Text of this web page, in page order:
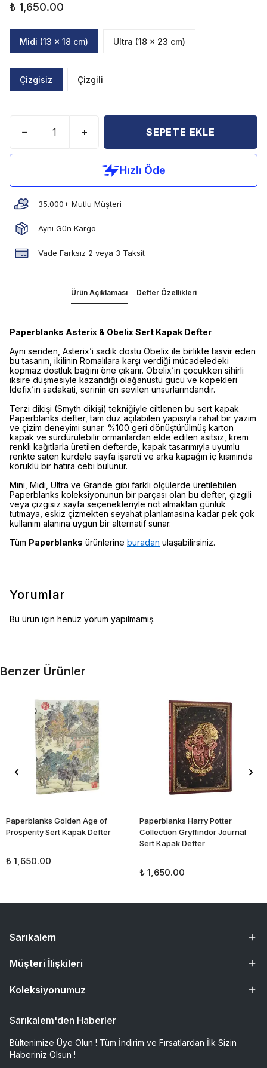
₺ 1,650.00
Midi (13 x 18 cm) Ultra (18 x 23 cm)
Çizgisiz Çizgili
SEPETE EKLE
35.000+ Mutlu Müşteri
Aynı Gün Kargo
Vade Farksız 2 veya 3 Taksit
Ürün Açıklaması Defter Özellikleri
Paperblanks Asterix & Obelix Sert Kapak Defter
Aynı seriden, Asterix’i sadık dostu Obelix ile birlikte tasvir eden
bu tasarım, ikilinin Romalılara karşı verdiği mücadeledeki
kopmaz dostluk bağını öne çıkarır. Obelix’in çocukken sihirli
iksire düşmesiyle kazandığı olağanüstü gücü ve köpekleri
Idefix’in sadakati, serinin en sevilen unsurlarındandır.
Terzi dikişi (Smyth dikişi) tekniğiyle ciltlenen bu sert kapak
Paperblanks defter, tam düz açılabilen yapısıyla rahat bir yazım
ve çizim deneyimi sunar. %100 geri dönüştürülmüş karton
kapak ve sürdürülebilir ormanlardan elde edilen asitsiz, krem
renkli kağıtlarla üretilen defterde, kapak tasarımıyla uyumlu
renkte saten kurdele sayfa işareti ve arka kapağın iç kısmında
körüklü bir hatıra cebi bulunur.
Mini, Midi, Ultra ve Grande gibi farklı ölçülerde üretilebilen
Paperblanks koleksiyonunun bir parçası olan bu defter, çizgili
veya çizgisiz sayfa seçenekleriyle not almaktan günlük
tutmaya, eskiz çizmekten seyahat planlamasına kadar pek çok
kullanım alanına uygun bir alternatif sunar.
Tüm Paperblanks ürünlerine buradan ulaşabilirsiniz.
Yorumlar
Bu ürün için henüz yorum yapılmamış.
Benzer Ürünler
Paperblanks Golden Age of
Prosperity Sert Kapak Defter
₺ 1,650.00
Paperblanks Harry Potter
Collection Gryffindor Journal
Sert Kapak Defter
₺ 1,650.00
Sarıkalem
Müşteri İlişkileri
Koleksiyonumuz
Sarıkalem'den Haberler
Bültenimize Üye Olun ! Tüm İndirim ve Fırsatlardan İlk Sizin
Haberiniz Olsun !